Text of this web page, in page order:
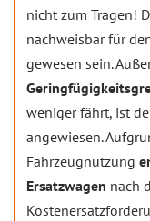
nicht zum Tragen!
nachweisbar für
gewesen sein.
weniger fährt, ist
angewiesen.
Fahrzeugnutzung
Ersatzwagen nach